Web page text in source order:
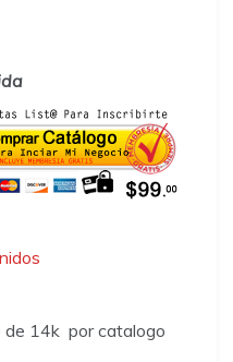
de 14k por catalogo